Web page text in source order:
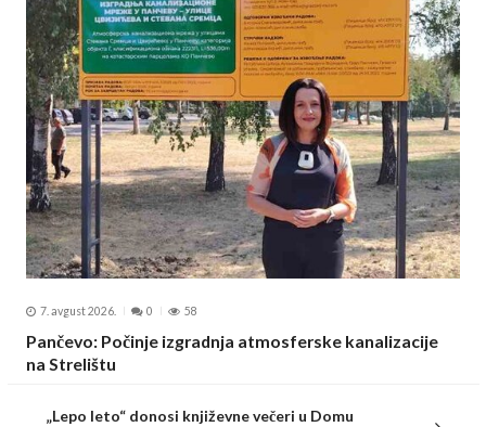
7. avgust 2026. 0 58
Pančevo: Počinje izgradnja atmosferske kanalizacije
na Strelištu
„Lepo leto“ donosi književne večeri u Domu